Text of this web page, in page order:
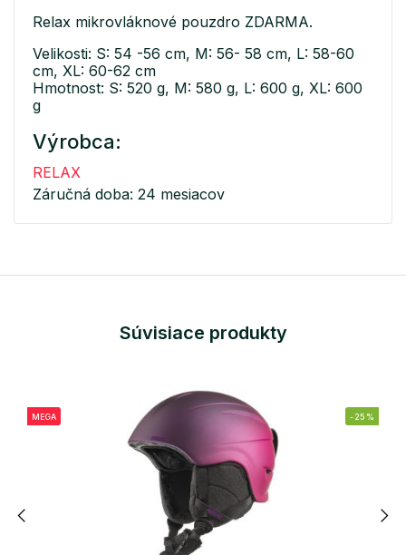
Relax mikrovláknové pouzdro ZDARMA.
Velikosti: S: 54 -56 cm, M: 56- 58 cm, L: 58-60
cm, XL: 60-62 cm
Hmotnost: S: 520 g, M: 580 g, L: 600 g, XL: 600
g
Výrobca:
RELAX
Záručná doba: 24 mesiacov
Súvisiace produkty
MEGA -25%